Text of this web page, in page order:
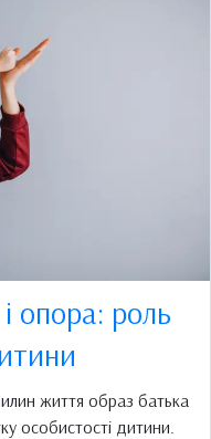
опора: роль
життя образ батька
особистості дитини.